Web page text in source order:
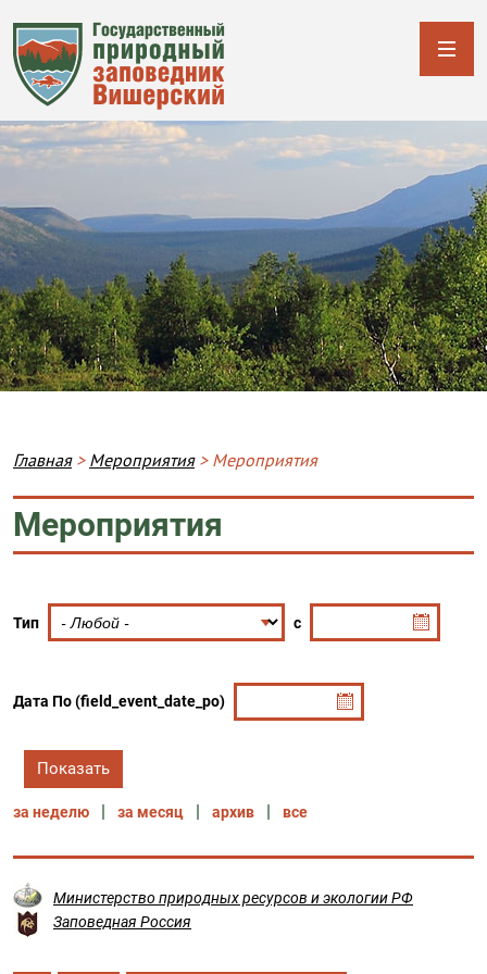
Строка навигации
Главная Мероприятия Мероприятия
Мероприятия
Тип с
Дата По (field_event_date_po)
за неделю за месяц архив все
Министерство природных ресурсов и экологии РФ
Заповедная Россия